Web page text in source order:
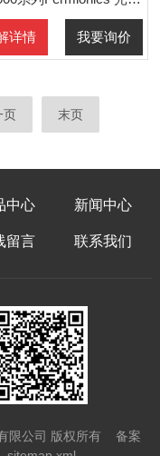
详情 我要询价
页 末页
中心 新闻中心
留言 联系我们
有限公司 版权所有备案